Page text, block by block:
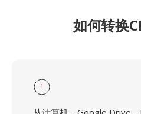
如何转换
1